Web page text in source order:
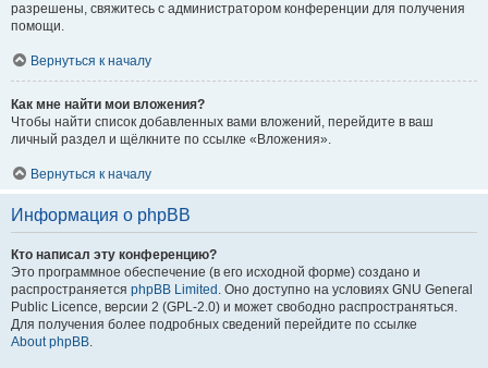
разрешены, свяжитесь с администратором конференции для получения
помощи.
Вернуться к началу
Как мне найти мои вложения?
Чтобы найти список добавленных вами вложений, перейдите в ваш
личный раздел и щёлкните по ссылке «Вложения».
Вернуться к началу
Информация о phpBB
Кто написал эту конференцию?
Это программное обеспечение (в его исходной форме) создано и
распространяется phpBB Limited . Оно доступно на условиях GNU General
Public Licence, версии 2 (GPL-2.0) и может свободно распространяться.
Для получения более подробных сведений перейдите по ссылке
About phpBB.